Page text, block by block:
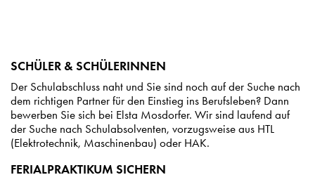
SCHÜLER & SCHÜLERINNEN
Der Schulabschluss naht und Sie sind noch auf der Suche nach
dem richtigen Partner für den Einstieg ins Berufsleben? Dann
bewerben Sie sich bei Elsta Mosdorfer. Wir sind laufend auf
der Suche nach Schulabsolventen, vorzugsweise aus HTL
(Elektrotechnik, Maschinenbau) oder HAK.
FERIALPRAKTIKUM SICHERN